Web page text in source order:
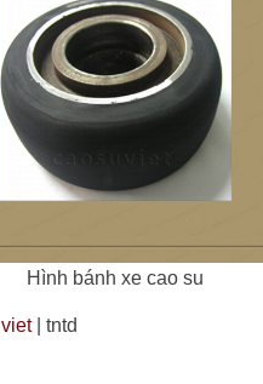
Hình bánh xe cao su
| tntd